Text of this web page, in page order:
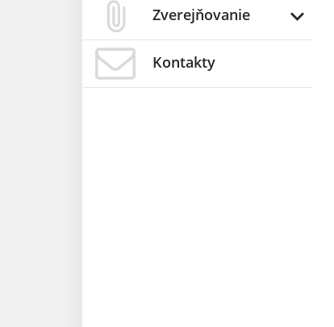
Zverejňovanie
Kontakty